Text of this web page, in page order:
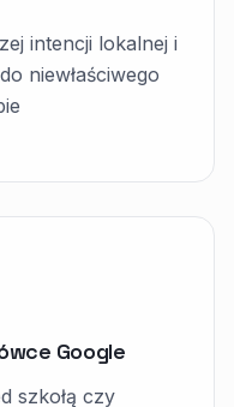
intencji lokalnej i
niewłaściwego
Google
szkołą czy